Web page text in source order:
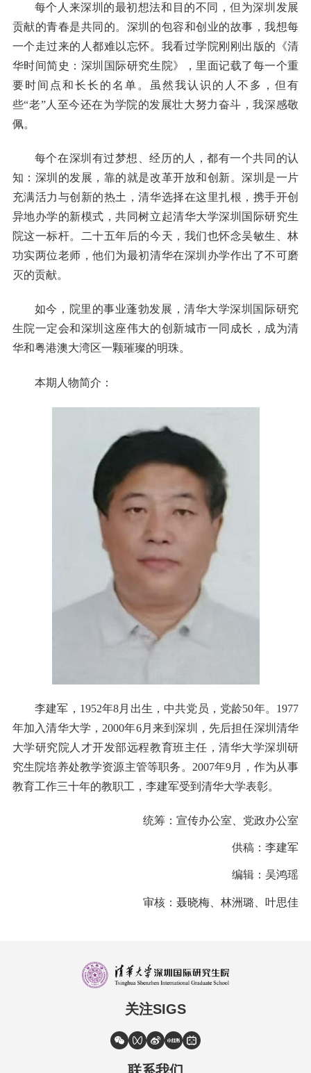
每个人来深圳的最初想法和目的不同，但为深圳发展
贡献的青春是共同的。深圳的包容和创业的故事，我想每
一个走过来的人都难以忘怀。我看过学院刚刚出版的《清
华时间简史：深圳国际研究生院》，里面记载了每一个重
要时间点和长长的名单。虽然我认识的人不多，但有
些“老”人至今还在为学院的发展壮大努力奋斗，我深感敬
佩。
每个在深圳有过梦想、经历的人，都有一个共同的认
知：深圳的发展，靠的就是改革开放和创新。深圳是一片
充满活力与创新的热土，清华选择在这里扎根，携手开创
异地办学的新模式，共同树立起清华大学深圳国际研究生
院这一标杆。二十五年后的今天，我们也怀念吴敏生、林
功实两位老师，他们为最初清华在深圳办学作出了不可磨
灭的贡献。
如今，院里的事业蓬勃发展，清华大学深圳国际研究
生院一定会和深圳这座伟大的创新城市一同成长，成为清
华和粤港澳大湾区一颗璀璨的明珠。
本期人物简介：
李建军，1952年8月出生，中共党员，党龄50年。1977
年加入清华大学，2000年6月来到深圳，先后担任深圳清华
大学研究院人才开发部远程教育班主任，清华大学深圳研
究生院培养处教学资源主管等职务。2007年9月，作为从事
教育工作三十年的教职工，李建军受到清华大学表彰。
统筹：宣传办公室、党政办公室
供稿：李建军
编辑：吴鸿瑶
审核：聂晓梅、林洲璐、叶思佳
关注SIGS